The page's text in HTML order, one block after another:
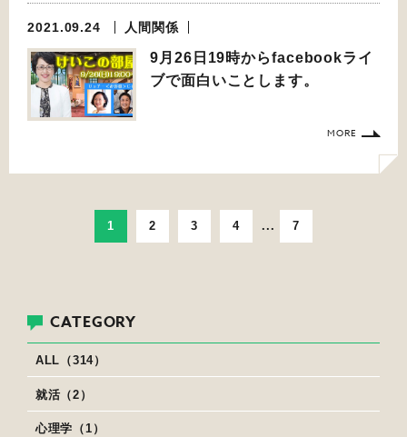
2021.09.24 人間関係
9月26日19時からfacebookライ
ブで面白いことします。
MORE
1 2 3 4 ... 7
CATEGORY
ALL（314）
就活（2）
心理学（1）